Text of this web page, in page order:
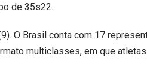
de 35s22.
O Brasil conta com 17
multiclasses, em que